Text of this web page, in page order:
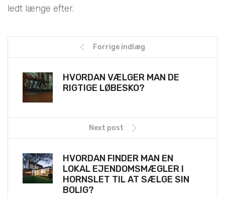
ledt længe efter.
Forrige indlæg
HVORDAN VÆLGER MAN DE
RIGTIGE LØBESKO?
Next post
HVORDAN FINDER MAN EN
LOKAL EJENDOMSMÆGLER I
HORNSLET TIL AT SÆLGE SIN
BOLIG?